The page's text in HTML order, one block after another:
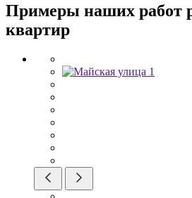
Примеры наших работ
квартир